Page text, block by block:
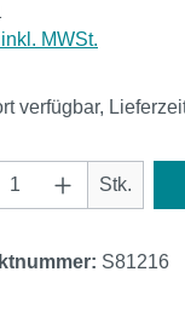
MWSt.
verfügbar,
Anzahl:
Stk.
S81216